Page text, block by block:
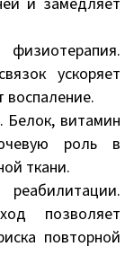
ускоряет
воспаление.
Белок, витамин
роль в
ткани.
позволяет
повторной